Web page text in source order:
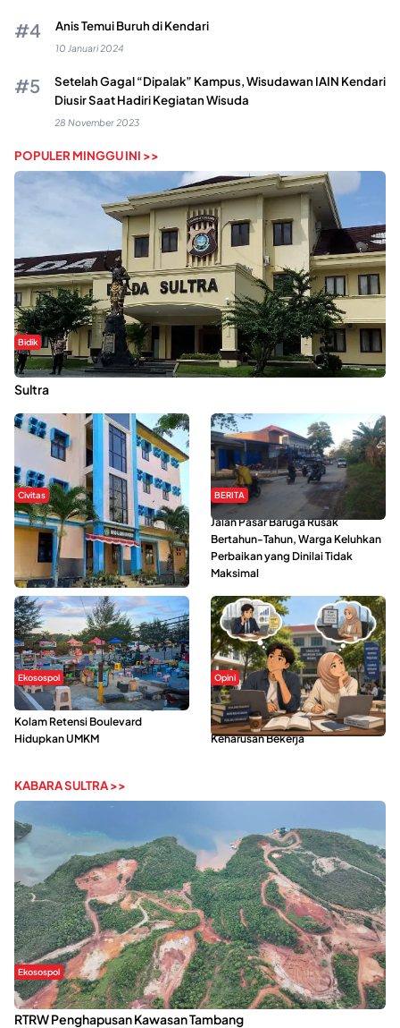
Anis Temui Buruh di Kendari
10 Januari 2024
Setelah Gagal “Dipalak” Kampus, Wisudawan IAIN Kendari
Diusir Saat Hadiri Kegiatan Wisuda
28 November 2023
POPULER MINGGU INI >>
Bidik
Dugaan Kekerasan Seksual di UIN Kendari Dilaporkan ke Polda
Sultra
Civitas
Di Balik Kehidupan Ma’had Al-
Jami’ah UIN Kendari : Mahasiswa
Ceritakan Manfaat dan Tantangan
BERITA
Jalan Pasar Baruga Rusak
Bertahun-Tahun, Warga Keluhkan
Perbaikan yang Dinilai Tidak
Maksimal
Ekosospol
Ramainya Aktivitas Olahraga di
Kolam Retensi Boulevard
Hidupkan UMKM
Opini
Kerasnya Kehidupan Mahasiswa di
Tengah Gempuran Tugas dan
Keharusan Bekerja
KABARA SULTRA >>
Ekosospol
Kabaena Menanti Kepastian Pemulihan Lingkungan Usai Revisi
RTRW Penghapusan Kawasan Tambang